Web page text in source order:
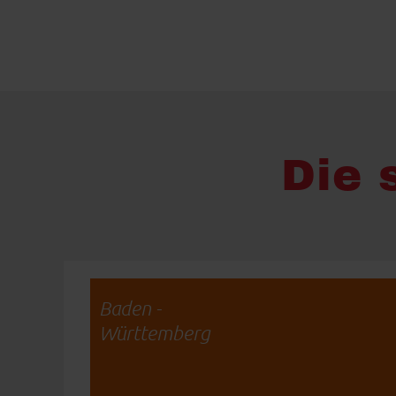
Die
Baden -
Württemberg